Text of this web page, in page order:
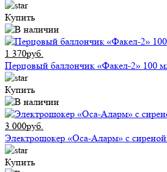
Купить
1 370руб.
Перцовый баллончик «Факел-2» 100
Купить
3 000руб.
Электрошокер «Оса-Аларм» с
Купить